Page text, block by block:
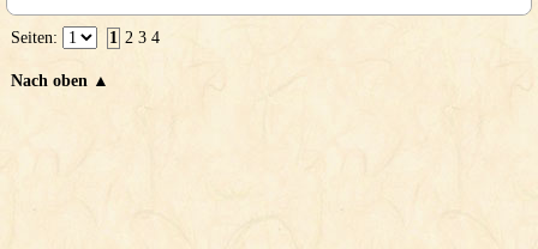
Seiten: 1 2 3 4
Nach oben ▲